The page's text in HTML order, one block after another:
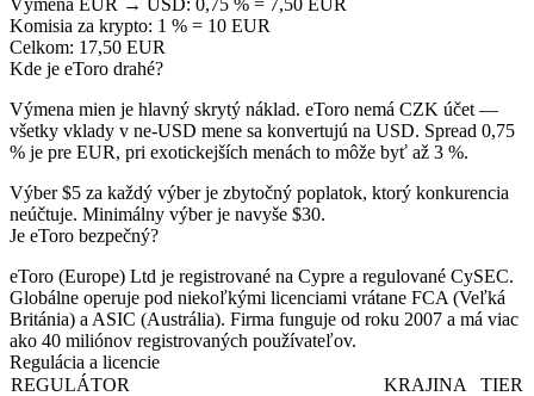
Komisia za krypto: 1 % = 10 EUR
Celkom: 17,50 EUR
Kde je eToro drahé?
Výmena mien je hlavný skrytý náklad. eToro nemá CZK účet —
všetky vklady v ne-USD mene sa konvertujú na USD. Spread 0,75
% je pre EUR, pri exotickejších menách to môže byť až 3 %.
Výber $5 za každý výber je zbytočný poplatok, ktorý konkurencia
neúčtuje. Minimálny výber je navyše $30.
Je eToro bezpečný?
eToro (Europe) Ltd je registrované na Cypre a regulované CySEC.
Globálne operuje pod niekoľkými licenciami vrátane FCA (Veľká
Británia) a ASIC (Austrália). Firma funguje od roku 2007 a má viac
ako 40 miliónov registrovaných používateľov.
Regulácia a licencie
REGULÁTOR
KRAJINA
TIER